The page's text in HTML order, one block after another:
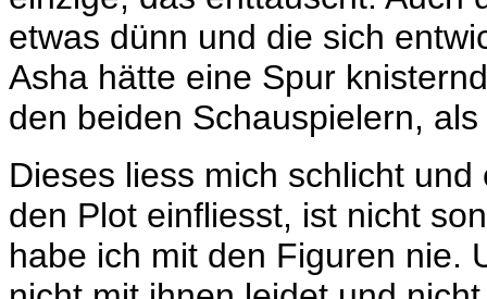
etwas dünn und die sich
Asha hätte eine Spur
den beiden Schauspielern,
Dieses liess mich schlicht
den Plot einfliesst, ist nicht
habe ich mit den Figuren nie.